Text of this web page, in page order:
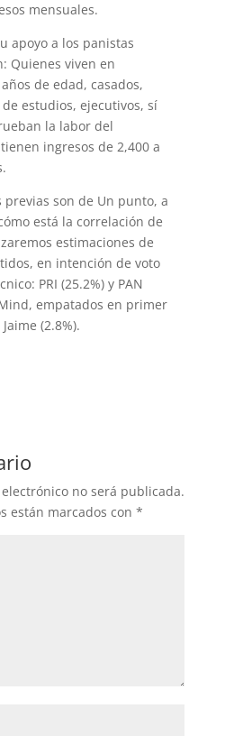
mensuales.
apoyo a los panistas
Quienes viven en
de edad, casados,
estudios, ejecutivos, sí
la labor del
ingresos de 2,400 a
previas son de Un punto, a
está la correlación de
estimaciones de
en intención de voto
PRI (25.2%) y PAN
empatados en primer
(2.8%).
no será publicada.
están marcados con *